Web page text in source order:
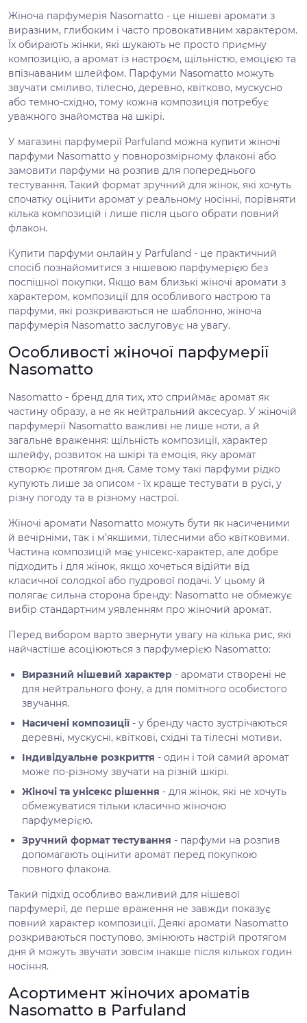
Жіноча парфумерія Nasomatto - це нішеві аромати з
виразним, глибоким і часто провокативним характером.
Їх обирають жінки, які шукають не просто приємну
композицію, а аромат із настроєм, щільністю, емоцією та
впізнаваним шлейфом. Парфуми Nasomatto можуть
звучати сміливо, тілесно, деревно, квітково, мускусно
або темно-східно, тому кожна композиція потребує
уважного знайомства на шкірі.
У магазині парфумерії Parfuland можна купити жіночі
парфуми Nasomatto у повнорозмірному флаконі або
замовити парфуми на розпив для попереднього
тестування. Такий формат зручний для жінок, які хочуть
спочатку оцінити аромат у реальному носінні, порівняти
кілька композицій і лише після цього обрати повний
флакон.
Купити парфуми онлайн у Parfuland - це практичний
спосіб познайомитися з нішевою парфумерією без
поспішної покупки. Якщо вам близькі жіночі аромати з
характером, композиції для особливого настрою та
парфуми, які розкриваються не шаблонно, жіноча
парфумерія Nasomatto заслуговує на увагу.
Особливості жіночої парфумерії
Nasomatto
Nasomatto - бренд для тих, хто сприймає аромат як
частину образу, а не як нейтральний аксесуар. У жіночій
парфумерії Nasomatto важливі не лише ноти, а й
загальне враження: щільність композиції, характер
шлейфу, розвиток на шкірі та емоція, яку аромат
створює протягом дня. Саме тому такі парфуми рідко
купують лише за описом - їх краще тестувати в русі, у
різну погоду та в різному настрої.
Жіночі аромати Nasomatto можуть бути як насиченими
й вечірніми, так і м’якшими, тілесними або квітковими.
Частина композицій має унісекс-характер, але добре
підходить і для жінок, якщо хочеться відійти від
класичної солодкої або пудрової подачі. У цьому й
полягає сильна сторона бренду: Nasomatto не обмежує
вибір стандартним уявленням про жіночий аромат.
Перед вибором варто звернути увагу на кілька рис, які
найчастіше асоціюються з парфумерією Nasomatto:
Виразний нішевий характер - аромати створені не
для нейтрального фону, а для помітного особистого
звучання.
Насичені композиції - у бренду часто зустрічаються
деревні, мускусні, квіткові, східні та тілесні мотиви.
Індивідуальне розкриття - один і той самий аромат
може по-різному звучати на різній шкірі.
Жіночі та унісекс рішення - для жінок, які не хочуть
обмежуватися тільки класично жіночою
парфумерією.
Зручний формат тестування - парфуми на розпив
допомагають оцінити аромат перед покупкою
повного флакона.
Такий підхід особливо важливий для нішевої
парфумерії, де перше враження не завжди показує
повний характер композиції. Деякі аромати Nasomatto
розкриваються поступово, змінюють настрій протягом
дня й можуть звучати зовсім інакше після кількох годин
носіння.
Асортимент жіночих ароматів
Nasomatto в Parfuland